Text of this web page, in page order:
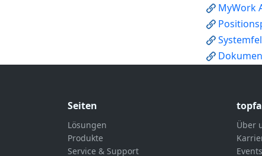
MyWork
Seiten
Lösungen
Produkte
Service & Support
Über
Events